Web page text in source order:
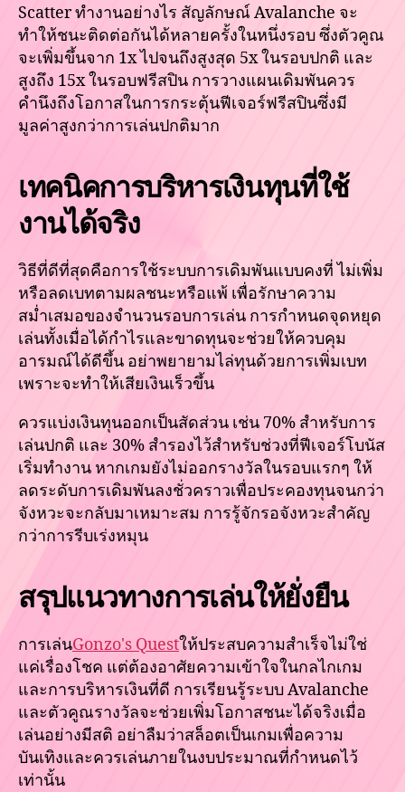
Scatter ทำงานอย่างไร สัญลักษณ์ Avalanche จะ
ทำให้ชนะติดต่อกันได้หลายครั้งในหนึ่งรอบ ซึ่งตัวคูณ
จะเพิ่มขึ้นจาก 1x ไปจนถึงสูงสุด 5x ในรอบปกติ และ
สูงถึง 15x ในรอบฟรีสปิน การวางแผนเดิมพันควร
คำนึงถึงโอกาสในการกระตุ้นฟีเจอร์ฟรีสปินซึ่งมี
มูลค่าสูงกว่าการเล่นปกติมาก
เทคนิคการบริหารเงินทุนที่ใช้
งานได้จริง
วิธีที่ดีที่สุดคือการใช้ระบบการเดิมพันแบบคงที่ ไม่เพิ่ม
หรือลดเบทตามผลชนะหรือแพ้ เพื่อรักษาความ
สม่ำเสมอของจำนวนรอบการเล่น การกำหนดจุดหยุด
เล่นทั้งเมื่อได้กำไรและขาดทุนจะช่วยให้ควบคุม
อารมณ์ได้ดีขึ้น อย่าพยายามไล่ทุนด้วยการเพิ่มเบท
เพราะจะทำให้เสียเงินเร็วขึ้น
ควรแบ่งเงินทุนออกเป็นสัดส่วน เช่น 70% สำหรับการ
เล่นปกติ และ 30% สำรองไว้สำหรับช่วงที่ฟีเจอร์โบนัส
เริ่มทำงาน หากเกมยังไม่ออกรางวัลในรอบแรกๆ ให้
ลดระดับการเดิมพันลงชั่วคราวเพื่อประคองทุนจนกว่า
จังหวะจะกลับมาเหมาะสม การรู้จักรอจังหวะสำคัญ
กว่าการรีบเร่งหมุน
สรุปแนวทางการเล่นให้ยั่งยืน
การเล่นGonzo's Questให้ประสบความสำเร็จไม่ใช่
แค่เรื่องโชค แต่ต้องอาศัยความเข้าใจในกลไกเกม
และการบริหารเงินที่ดี การเรียนรู้ระบบ Avalanche
และตัวคูณรางวัลจะช่วยเพิ่มโอกาสชนะได้จริงเมื่อ
เล่นอย่างมีสติ อย่าลืมว่าสล็อตเป็นเกมเพื่อความ
บันเทิงและควรเล่นภายในงบประมาณที่กำหนดไว้
เท่านั้น